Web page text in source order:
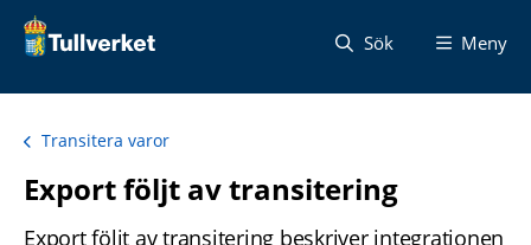
Sök Meny
Transitera varor
Export följt av transitering
Export följt av transitering beskriver integrationen